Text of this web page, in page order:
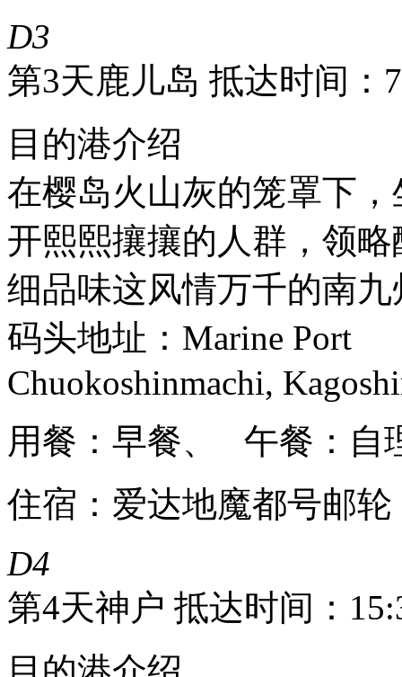
D3
第3天鹿儿岛 抵达时间：
目的港介绍
在樱岛火山灰的笼罩下
开熙熙攘攘的人群，领
细品味这风情万千的南
码头地址：Marine Port
Chuokoshinmachi,
用餐：早餐、 午餐：自
住宿：爱达地魔都号邮轮
D4
第4天神户 抵达时间：